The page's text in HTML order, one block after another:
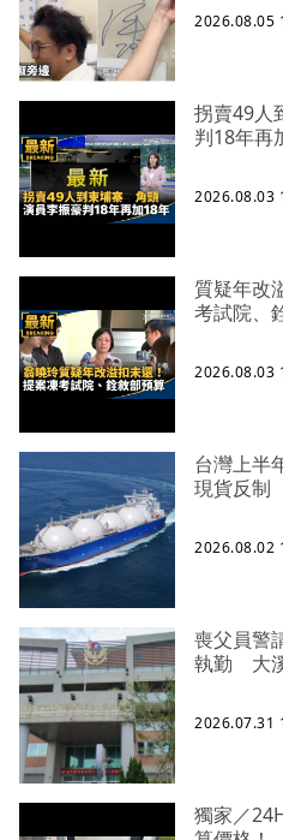
2026.08.05
拐賣49人
判18年再
2026.08.03
質疑年改
考試院、
2026.08.03
台灣上半
現貨反制
2026.08.02
喪父員警
執勤 大
2026.07.31
獨家／